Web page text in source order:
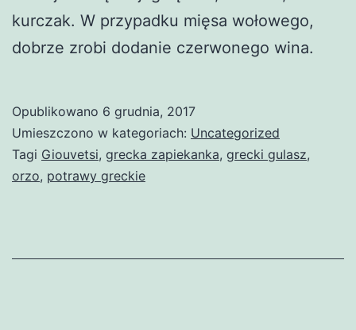
kurczak. W przypadku mięsa wołowego,
dobrze zrobi dodanie czerwonego wina.
Opublikowano 6 grudnia, 2017
Umieszczono w kategoriach: Uncategorized
Tagi Giouvetsi, grecka zapiekanka, grecki gulasz,
orzo, potrawy greckie